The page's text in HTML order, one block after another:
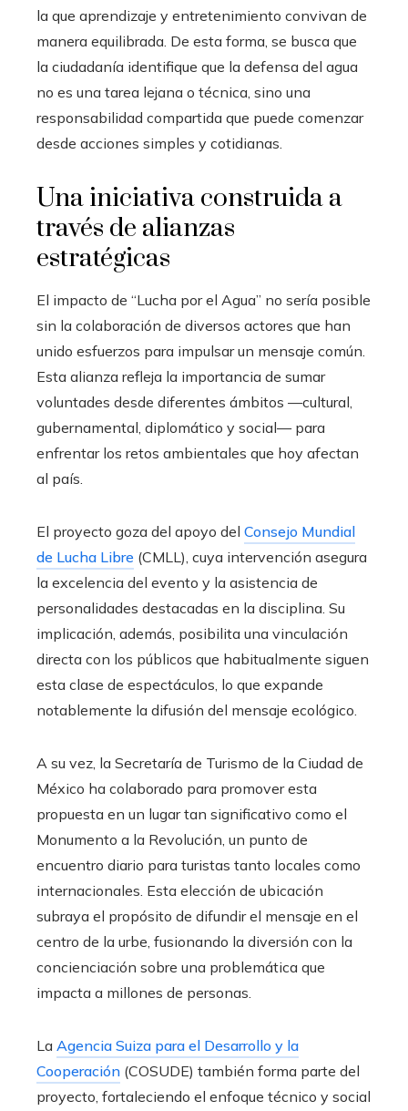
la que aprendizaje y entretenimiento convivan de
manera equilibrada. De esta forma, se busca que
la ciudadanía identifique que la defensa del agua
no es una tarea lejana o técnica, sino una
responsabilidad compartida que puede comenzar
desde acciones simples y cotidianas.
Una iniciativa construida a
través de alianzas
estratégicas
El impacto de “Lucha por el Agua” no sería posible
sin la colaboración de diversos actores que han
unido esfuerzos para impulsar un mensaje común.
Esta alianza refleja la importancia de sumar
voluntades desde diferentes ámbitos —cultural,
gubernamental, diplomático y social— para
enfrentar los retos ambientales que hoy afectan
al país.
El proyecto goza del apoyo del Consejo Mundial
de Lucha Libre (CMLL), cuya intervención asegura
la excelencia del evento y la asistencia de
personalidades destacadas en la disciplina. Su
implicación, además, posibilita una vinculación
directa con los públicos que habitualmente siguen
esta clase de espectáculos, lo que expande
notablemente la difusión del mensaje ecológico.
A su vez, la Secretaría de Turismo de la Ciudad de
México ha colaborado para promover esta
propuesta en un lugar tan significativo como el
Monumento a la Revolución, un punto de
encuentro diario para turistas tanto locales como
internacionales. Esta elección de ubicación
subraya el propósito de difundir el mensaje en el
centro de la urbe, fusionando la diversión con la
concienciación sobre una problemática que
impacta a millones de personas.
La Agencia Suiza para el Desarrollo y la
Cooperación (COSUDE) también forma parte del
proyecto, fortaleciendo el enfoque técnico y social